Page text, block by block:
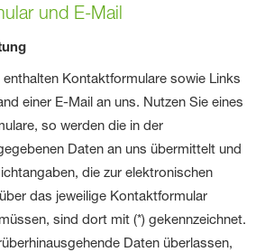
und E-Mail
Kontaktformulare sowie Links
einer E-Mail an uns. Nutzen Sie eines
so werden die in der
Daten an uns übermittelt und
die zur elektronischen
das jeweilige Kontaktformular
sind dort mit (*) gekennzeichnet.
Daten überlassen,